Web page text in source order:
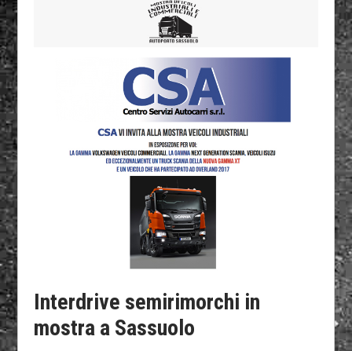
Interdrive semirimorchi in
mostra a Sassuolo